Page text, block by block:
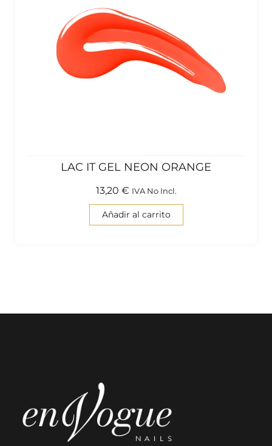
LAC IT GEL NEON ORANGE
13,20 € IVA No Incl.
Añadir al carrito